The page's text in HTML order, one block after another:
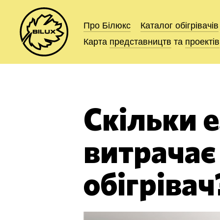
Про Білюкс Каталог обігрівачів
Карта представництв та проектів
Про Білюкс Каталог обігрівачів
Карта представництв та проектів
Скільки